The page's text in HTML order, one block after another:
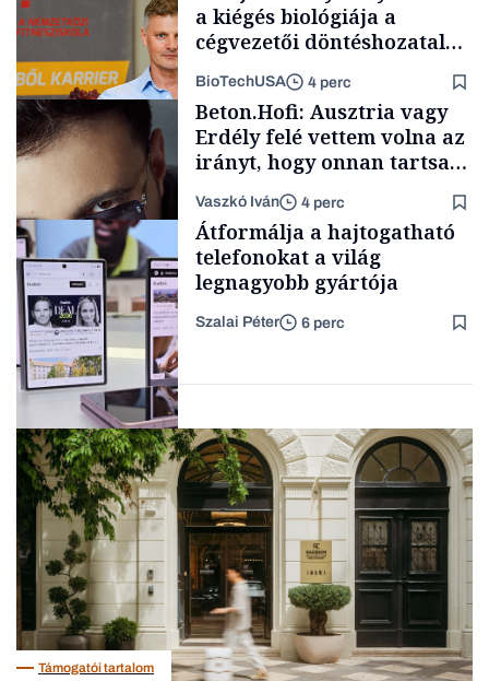
AI
Content Lab HUB
a kiégés biológiája a
cégvezetői döntéshozatal
BioTechUSA 4 perc
Forbes-sztori
Beton.Hofi: Ausztria vagy
Erdély felé vettem volna az
irányt, hogy onnan tartsam
lélegeztetőgépen a magyar
zenét
Vaszkó Iván 4 perc
Big tech
Átformálja a hajtogatható
telefonokat a világ
legnagyobb gyártója
Szalai Péter 6 perc
Támogatói tartalom